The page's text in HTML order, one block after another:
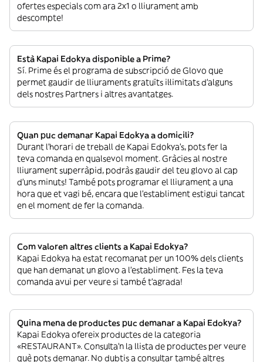
ofertes especials com ara 2x1 o lliurament amb
descompte!
Està Kapai Edokya disponible a Prime?
Sí. Prime és el programa de subscripció de Glovo que
permet gaudir de lliuraments gratuïts il·limitats d’alguns
dels nostres Partners i altres avantatges.
Quan puc demanar Kapai Edokya a domicili?
Durant l’horari de treball de Kapai Edokya’s, pots fer la
teva comanda en qualsevol moment. Gràcies al nostre
lliurament superràpid, podràs gaudir del teu glovo al cap
d’uns minuts! També pots programar el lliurament a una
hora que et vagi bé, encara que l’establiment estigui tancat
en el moment de fer la comanda.
Com valoren altres clients a Kapai Edokya?
Kapai Edokya ha estat recomanat per un 100% dels clients
que han demanat un glovo a l’establiment. Fes la teva
comanda avui per veure si també t’agrada!
Quina mena de productes puc demanar a Kapai Edokya?
Kapai Edokya ofereix productes de la categoria
«RESTAURANT». Consulta’n la llista de productes per veure
què pots demanar. No dubtis a consultar també altres